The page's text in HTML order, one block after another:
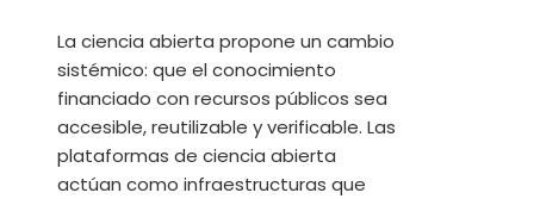
La ciencia abierta propone un cambio
sistémico: que el conocimiento
financiado con recursos públicos sea
accesible, reutilizable y verificable. Las
plataformas de ciencia abierta
actúan como infraestructuras que